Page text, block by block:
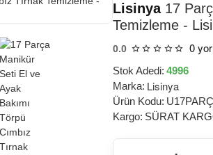
Lisinya17
Temizleme -
0.0 0
Stok Adedi: 4996
Marka: Lisinya
Ürün Kodu:
Kargo: SÜRAT